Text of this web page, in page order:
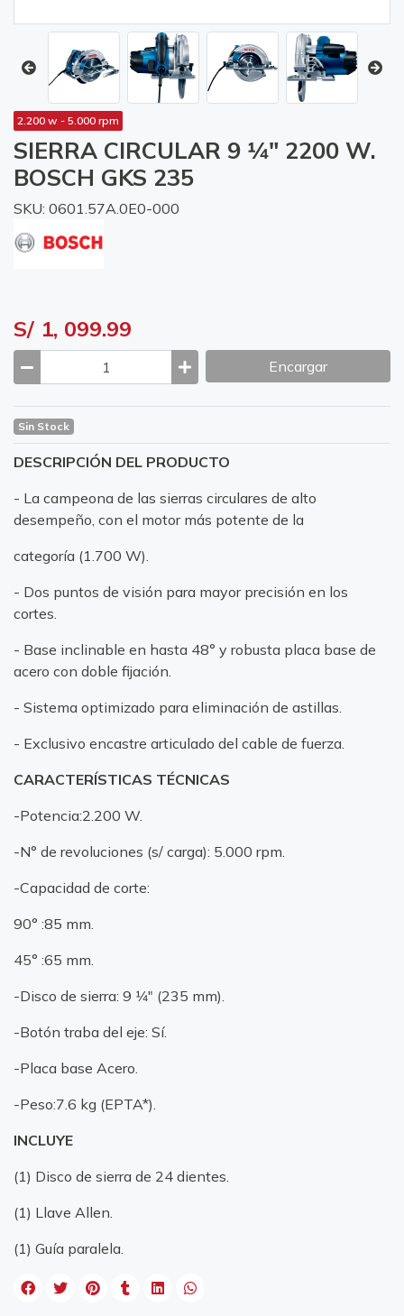
2.200 w - 5.000 rpm
SIERRA CIRCULAR 9 1⁄4" 2200 W.
BOSCH GKS 235
SKU: 0601.57A.0E0-000
S/ 1, 099.99
Encargar
Sin Stock
DESCRIPCIÓN DEL PRODUCTO
- La campeona de las sierras circulares de alto
desempeño, con el motor más potente de la
categoría (1.700 W).
- Dos puntos de visión para mayor precisión en los
cortes.
- Base inclinable en hasta 48° y robusta placa base de
acero con doble fijación.
- Sistema optimizado para eliminación de astillas.
- Exclusivo encastre articulado del cable de fuerza.
CARACTERÍSTICAS TÉCNICAS
-Potencia:2.200 W.
-N° de revoluciones (s/ carga): 5.000 rpm.
-Capacidad de corte:
90° :85 mm.
45° :65 mm.
-Disco de sierra: 9 1⁄4" (235 mm).
-Botón traba del eje: Sí.
-Placa base Acero.
-Peso:7.6 kg (EPTA*).
INCLUYE
(1) Disco de sierra de 24 dientes.
(1) Llave Allen.
(1) Guía paralela.